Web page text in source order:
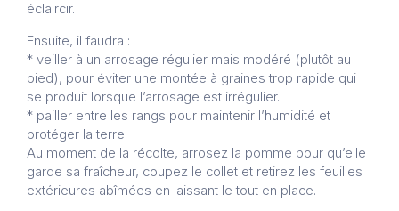
éclaircir.
Ensuite, il faudra :
* veiller à un arrosage régulier mais modéré (plutôt au
pied), pour éviter une montée à graines trop rapide qui
se produit lorsque l’arrosage est irrégulier.
* pailler entre les rangs pour maintenir l’humidité et
protéger la terre.
Au moment de la récolte, arrosez la pomme pour qu’elle
garde sa fraîcheur, coupez le collet et retirez les feuilles
extérieures abîmées en laissant le tout en place.